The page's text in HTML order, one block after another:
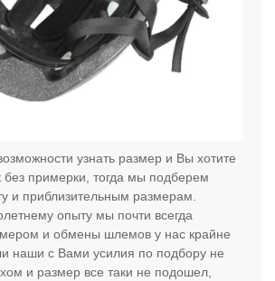
узнать размер и Вы хотите
без примерки, тогда мы подберем
и приблизительным размерам.
опыту мы почти всегда
и обмены шлемов у нас крайне
наши с Вами усилия по подбору не
и размер все таки не подошел,